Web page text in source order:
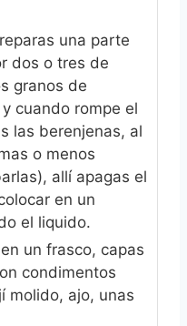
una parte
dos o tres de
granos de
cuando rompe el
las berenjenas, al
o menos
allí apagas el
en un
el liquido.
un frasco, capas
condimentos
molido, ajo, unas